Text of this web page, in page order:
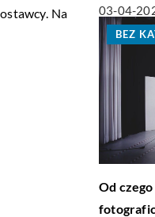
Na
03-04-
BEZ
Od